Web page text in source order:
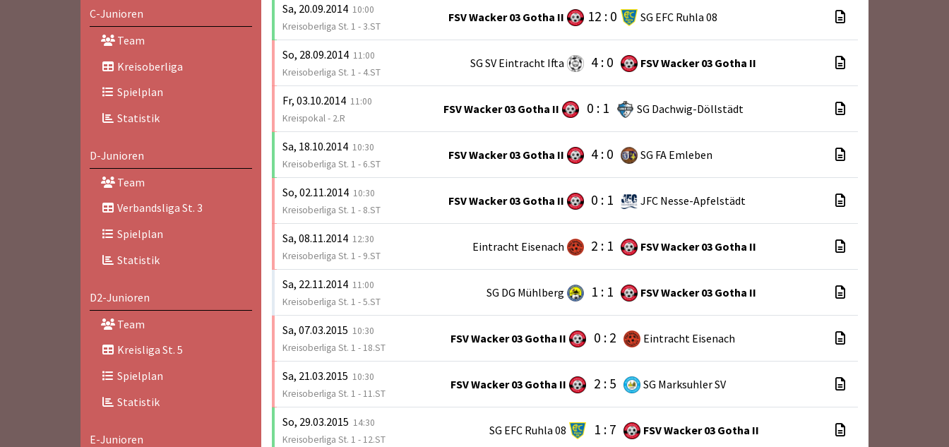
C-Junioren
Team
Kreisoberliga
Spielplan
Statistik
D-Junioren
Team
Verbandsliga St. 3
Spielplan
Statistik
D2-Junioren
Team
Kreisliga St. 5
Spielplan
Statistik
E-Junioren
Sa, 20.09.2014 10:00
Kreisoberliga St. 1 - 3.ST
FSV Wacker 03 Gotha II 12 : 0 SG EFC Ruhla 08
So, 28.09.2014 11:00
Kreisoberliga St. 1 - 4.ST
SG SV Eintracht Ifta 4 : 0 FSV Wacker 03 Gotha II
Fr, 03.10.2014 11:00
Kreispokal - 2.R
FSV Wacker 03 Gotha II 0 : 1 SG Dachwig-Döllstädt
Sa, 18.10.2014 10:30
Kreisoberliga St. 1 - 6.ST
FSV Wacker 03 Gotha II 4 : 0 SG FA Emleben
So, 02.11.2014 10:30
Kreisoberliga St. 1 - 8.ST
FSV Wacker 03 Gotha II 0 : 1 JFC Nesse-Apfelstädt
Sa, 08.11.2014 12:30
Kreisoberliga St. 1 - 9.ST
Eintracht Eisenach 2 : 1 FSV Wacker 03 Gotha II
Sa, 22.11.2014 11:00
Kreisoberliga St. 1 - 5.ST
SG DG Mühlberg 1 : 1 FSV Wacker 03 Gotha II
Sa, 07.03.2015 10:30
Kreisoberliga St. 1 - 18.ST
FSV Wacker 03 Gotha II 0 : 2 Eintracht Eisenach
Sa, 21.03.2015 10:30
Kreisoberliga St. 1 - 11.ST
FSV Wacker 03 Gotha II 2 : 5 SG Marksuhler SV
So, 29.03.2015 14:30
Kreisoberliga St. 1 - 12.ST
SG EFC Ruhla 08 1 : 7 FSV Wacker 03 Gotha II